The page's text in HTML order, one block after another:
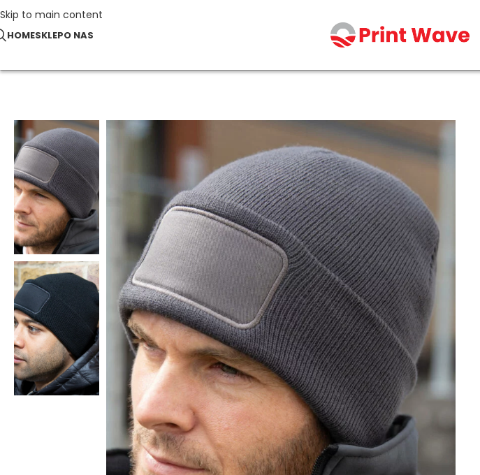
Skip to main content
HOMESKLEPO NAS